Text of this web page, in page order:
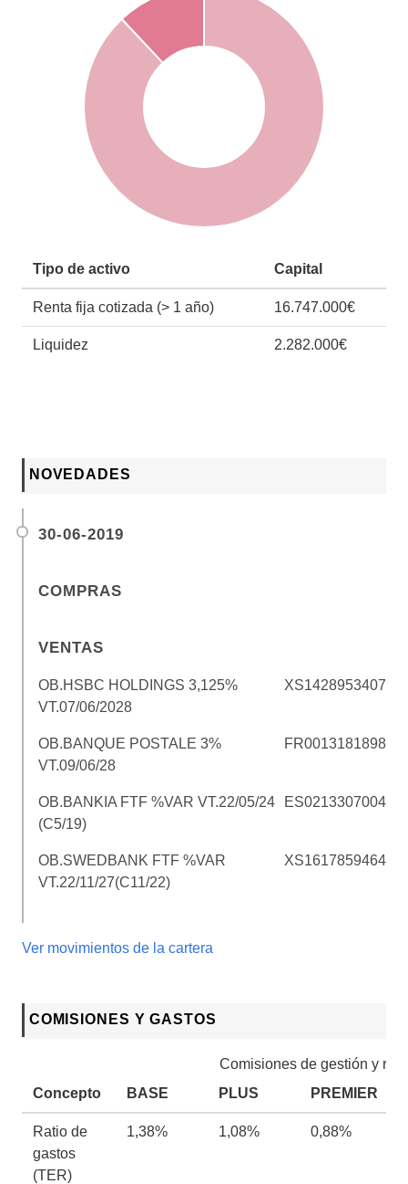
Tipo de activo Capital
Renta fija cotizada (> 1 año) 16.747.000€
Liquidez 2.282.000€
NOVEDADES
30-06-2019
COMPRAS
VENTAS
OB.HSBC HOLDINGS 3,125%
VT.07/06/2028
XS1428953407
OB.BANQUE POSTALE 3%
VT.09/06/28
FR0013181898
OB.BANKIA FTF %VAR VT.22/05/24
(C5/19)
ES0213307004
OB.SWEDBANK FTF %VAR
VT.22/11/27(C11/22)
XS1617859464
Ver movimientos de la cartera
COMISIONES Y GASTOS
Comisiones de gestión y
Concepto
BASE PLUS PREMIER
Ratio de
gastos
(TER)
1,38% 1,08% 0,88%